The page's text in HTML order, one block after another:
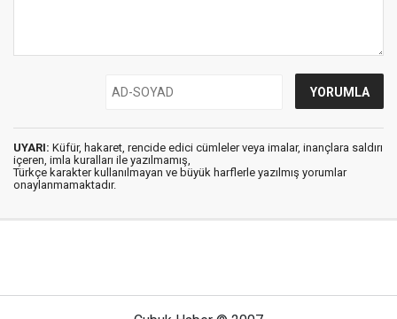
UYARI: Küfür, hakaret, rencide edici cümleler veya imalar, inançlara saldırı
içeren, imla kuralları ile yazılmamış,
Türkçe karakter kullanılmayan ve büyük harflerle yazılmış yorumlar
onaylanmamaktadır.